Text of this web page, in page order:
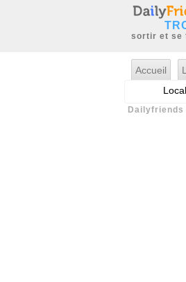
sortir et se
Accueil
Dailyfriends